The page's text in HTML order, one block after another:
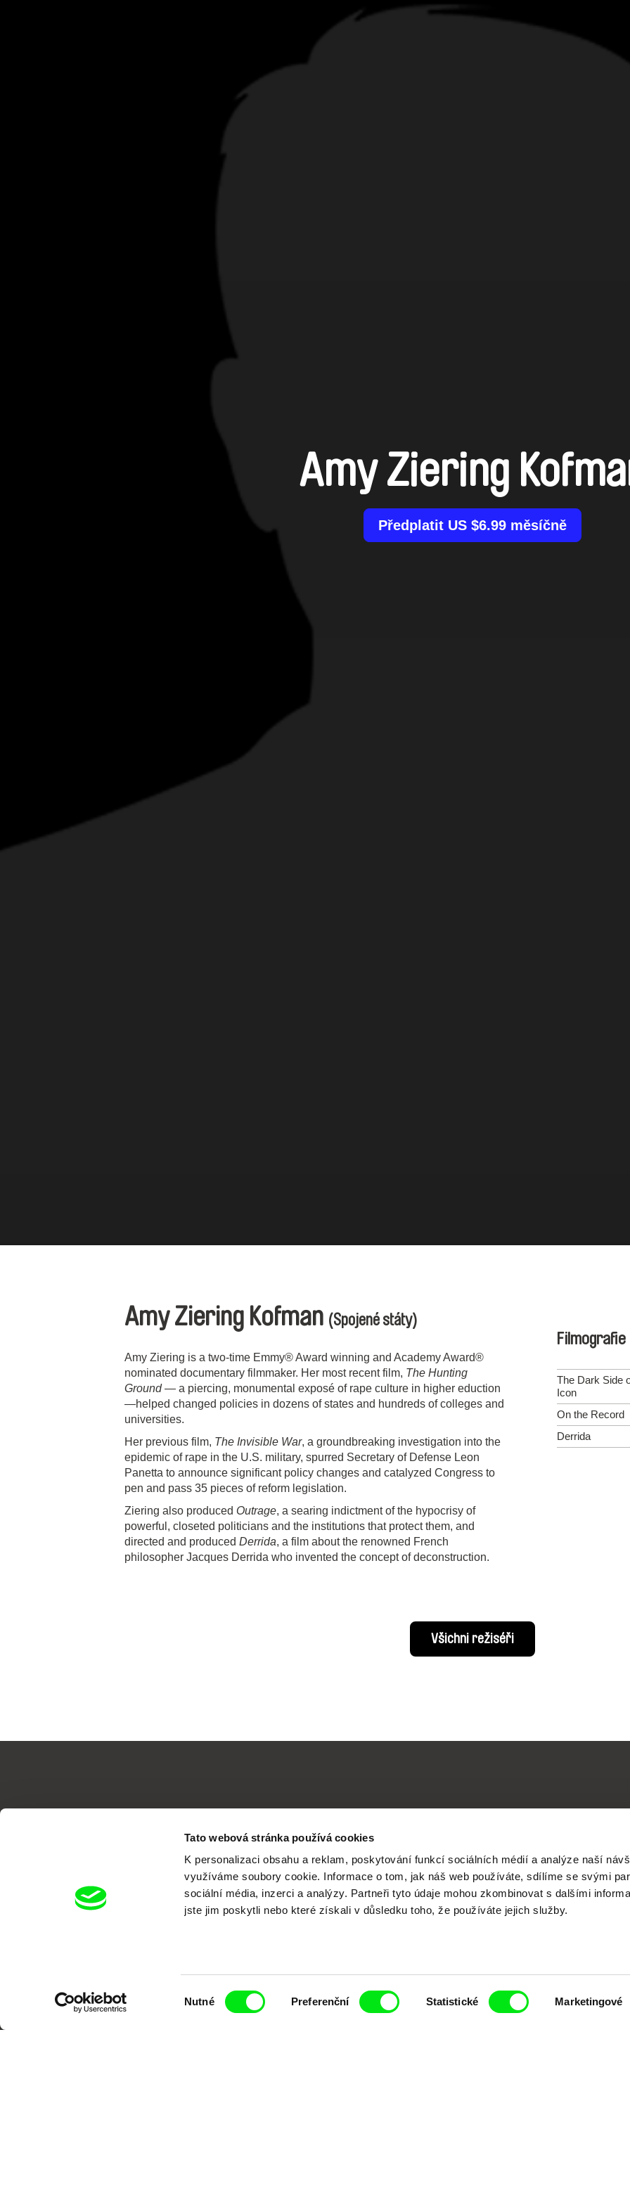
Tato webová stránka používá cookies
K personalizaci obsahu a reklam, poskytování funkcí sociálních médií a analýze naší
využíváme soubory cookie. Informace o tom, jak náš web používáte, sdílíme se svými
sociální média, inzerci a analýzy. Partneři tyto údaje mohou zkombinovat s dalšími
jste jim poskytli nebo které získali v důsledku toho, že používáte jejich služby.
Nutné Preferenční Statistické Marketingové
Amy Ziering
Předplatit US $6.99 měsíčně
Amy Ziering Kofman (Spojené státy)
Amy Ziering is a two-time Emmy® Award winning and Academy Award®
nominated documentary filmmaker. Her most recent film, The Hunting
Ground— a piercing, monumental exposé of rape culture in higher eduction
—helped changed policies in dozens of states and hundreds of colleges and
universities.
Her previous film, The Invisible War, a groundbreaking investigation into the
epidemic of rape in the U.S. military, spurred Secretary of Defense Leon
Panetta to announce significant policy changes and catalyzed Congress to
pen and pass 35 pieces of reform legislation.
Ziering also produced Outrage, a searing indictment of the hypocrisy of
powerful, closeted politicians and the institutions that protect them, and
directed and produced Derrida, a film about the renowned French
philosopher Jacques Derrida who invented the concept of deconstruction.
Filmografie
The Dark Side
Icon
On the Record
Derrida
Všichni režiséři
dokumentární